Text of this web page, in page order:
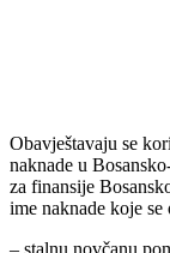
Obavještavaju se
naknade u
za finansije
ime naknade koje se
– stalnu novčanu